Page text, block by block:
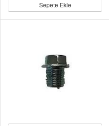
Sepete Ekle